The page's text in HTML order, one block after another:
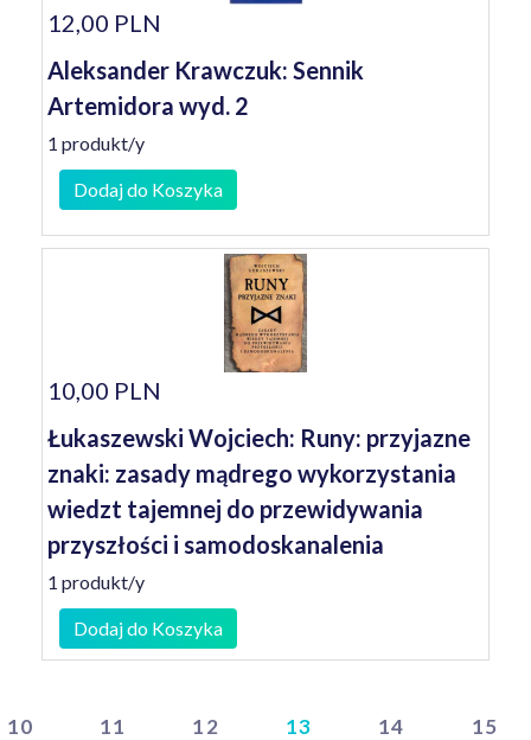
12,00 PLN
Aleksander Krawczuk: Sennik
Artemidora wyd. 2
1 produkt/y
Dodaj do Koszyka
10,00 PLN
Łukaszewski Wojciech: Runy: przyjazne
znaki: zasady mądrego wykorzystania
wiedzt tajemnej do przewidywania
przyszłości i samodoskanalenia
1 produkt/y
Dodaj do Koszyka
10 11 12 13 14 15